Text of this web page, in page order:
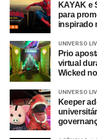
médio e longo prazo
2026. A proposta é
transporte de
(99Food), compras de
envio de objetos
demanda e
parceiros.
KAYAK e
para
inspirado
UNIVERSO
Prio
virtual
Wicked
UNIVERSO
Keeper